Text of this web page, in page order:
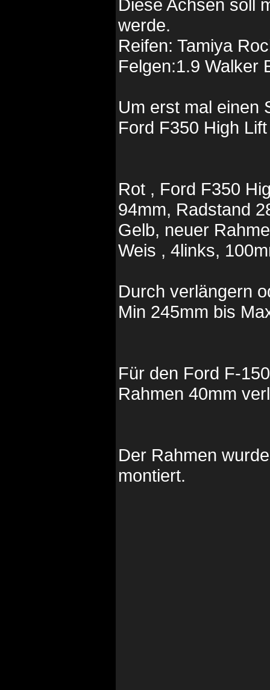
Diese Achsen soll
werde.
Reifen: Tamiya
Felgen:1.9 Walker
Um erst mal einen
Ford F350 High
Rot , Ford F350
94mm, Radstand
Gelb, neuer
Weis , 4links,
Durch verlängern
Min 245mm bis
Für den Ford F-
Rahmen 40mm
Der Rahmen
montiert.